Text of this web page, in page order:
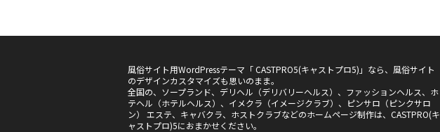
風俗サイト用WordPressテーマ「 CASTPRO5(キャストプロ5)」なら、風俗サイト
のデザインカスタマイズも思いのまま。
全国の、ソープランド、デリヘル（デリバリーヘルス）、ファッションヘルス、ホ
テヘル（ホテルヘルス）、イメクラ（イメージクラブ）、ピンサロ（ピンクサロ
ン） エステ、キャバクラ、ホストクラブなどのホームページ制作は、CASTPRO(キ
ャストプロ)5におまかせください。